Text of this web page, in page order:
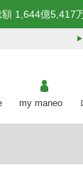
額 1,644億5,417
my maneo